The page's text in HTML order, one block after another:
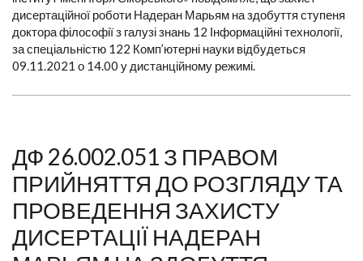
дисертаційної роботи Надеран Марьям на здобуття ступеня
доктора філософії з галузі знань 12 Інформаційні технології,
за спеціальністю 122 Комп’ютерні науки відбудеться
09.11.2021 о 14.00 у дистанційному режимі.
ДФ 26.002.051 З ПРАВОМ
ПРИЙНЯТТЯ ДО РОЗГЛЯДУ ТА
ПРОВЕДЕННЯ ЗАХИСТУ
ДИСЕРТАЦІЇ НАДЕРАН